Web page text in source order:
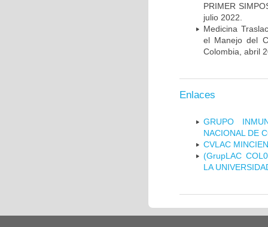
PRIMER
julio 2022.
Medicina
el Manejo del
Colombia, abril
Enlaces
GRUPO
NACIONAL DE
CVLAC
(GrupLAC
LA